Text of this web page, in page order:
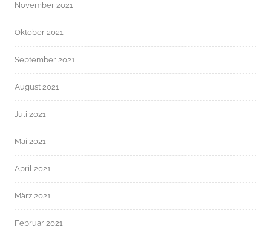
November 2021
Oktober 2021
September 2021
August 2021
Juli 2021
Mai 2021
April 2021
März 2021
Februar 2021